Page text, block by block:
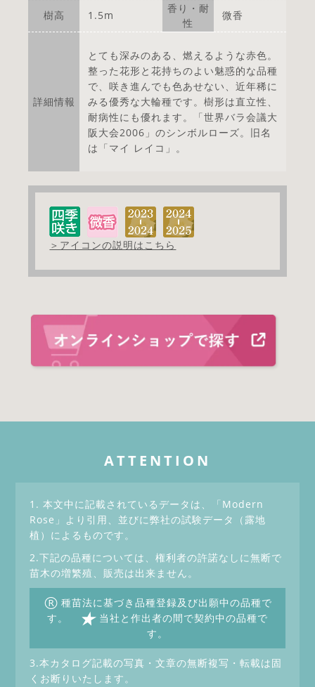
樹高 1.5m
香り・耐
性
微香
詳細情報
とても深みのある、燃えるような赤色。
整った花形と花持ちのよい魅惑的な品種
で、咲き進んでも色あせない、近年稀に
みる優秀な大輪種です。樹形は直立性、
耐病性にも優れます。「世界バラ会議大
阪大会2006」のシンボルローズ。旧名
は「マイ レイコ」。
＞アイコンの説明はこちら
ATTENTION
1. 本文中に記載されているデータは、「Modern
Rose」より引用、並びに弊社の試験データ（露地
植）によるものです。
2.下記の品種については、権利者の許諾なしに無断で
苗木の増繁殖、販売は出来ません。
® 種苗法に基づき品種登録及び出願中の品種で
す。
★ 当社と作出者の間で契約中の品種で
す。
3.本カタログ記載の写真・文章の無断複写・転載は固
くお断りいたします。